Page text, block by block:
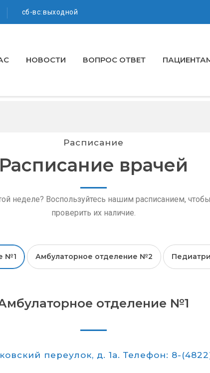
сб-вс: выходной
НОВОСТИ ВОПРОС ОТВЕТ
Расписание
Расписание врачей
неделе? Воспользуйтесь нашим расписанием,
проверить их наличие.
№1 Амбулаторное отделение №2
отделение №1
переулок, д. 1а. Телефон: 8-